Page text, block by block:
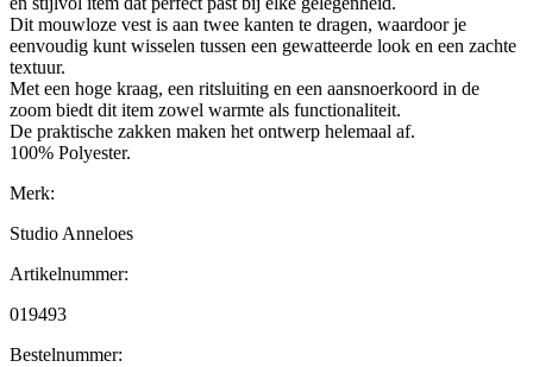
Dit mouwloze vest is aan twee kanten te dragen, waardoor je
eenvoudig kunt wisselen tussen een gewatteerde look en een zachte
textuur.
Met een hoge kraag, een ritsluiting en een aansnoerkoord in de
zoom biedt dit item zowel warmte als functionaliteit.
De praktische zakken maken het ontwerp helemaal af.
100% Polyester.
Merk:
Studio Anneloes
Artikelnummer:
019493
Bestelnummer: